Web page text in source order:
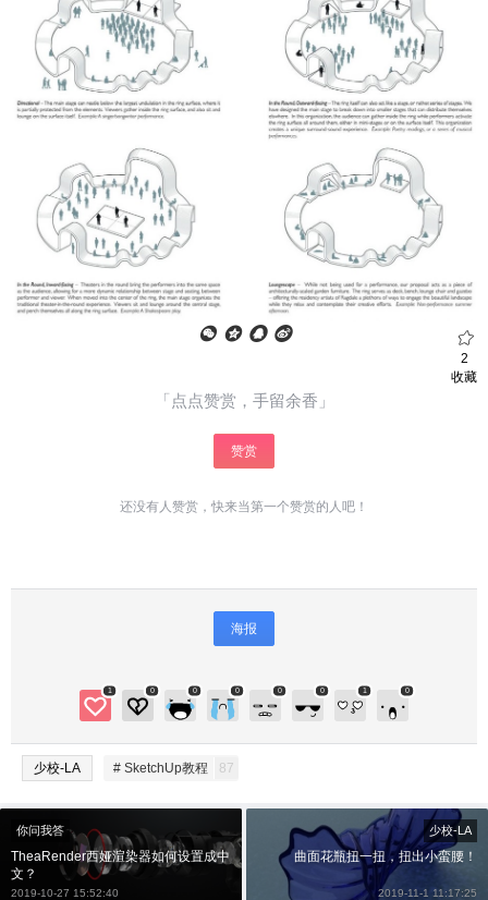
2
收藏
「点点赞赏，手留余香」
赞赏
还没有人赞赏，快来当第一个赞赏的人吧！
海报
1 0 0 0 0 0 1 0
少校-LA # SketchUp教程 87
你问我答
TheaRender西娅渲染器如何设置成中
文？
2019-10-27 15:52:40
少校-LA
曲面花瓶扭一扭，扭出小蛮腰！
2019-11-1 11:17:25